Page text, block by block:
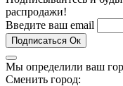
распродажи!
Введите ваш email
Подписаться Ок
Мы определили ваш
Сменить город: